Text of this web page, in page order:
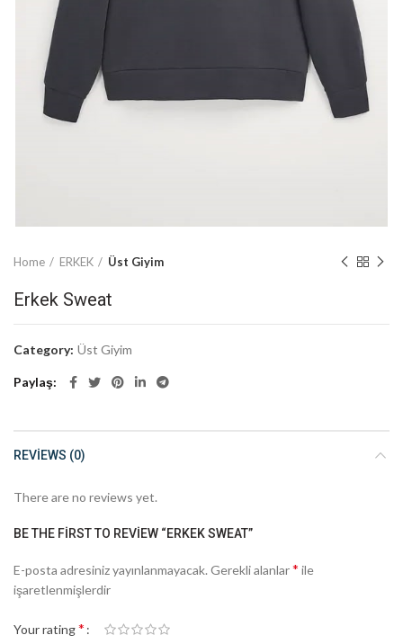
Home ERKEK Üst Giyim
Erkek Sweat
Category: Üst Giyim
Paylaş
REVIEWS (0)
There are no reviews yet.
BE THE FIRST TO REVIEW “ERKEK SWEAT”
E-posta adresiniz yayınlanmayacak. Gerekli alanlar* ile
işaretlenmişlerdir
Your rating*